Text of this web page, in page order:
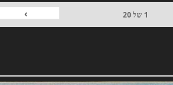
1 של20
›